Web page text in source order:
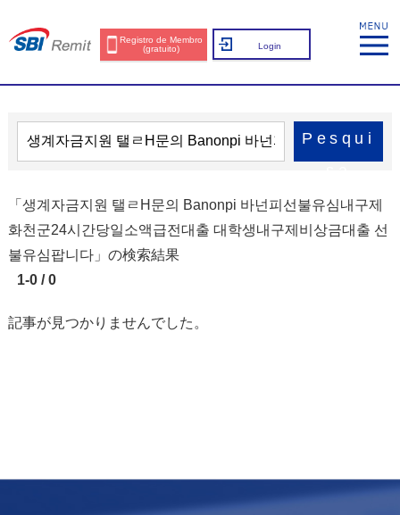
Registro de Membro
(gratuito)
Login
Pesqui
「생계자금지원 탤ㄹH문의 Banonpi 바넌피선불유심내구제
화천군24시간당일소액급전대출 대학생내구제비상금대출 선
불유심팝니다」の検索結果
1-0 / 0
記事が見つかりませんでした。